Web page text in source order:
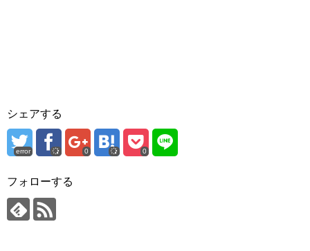
シェアする
error 0 0
フォローする